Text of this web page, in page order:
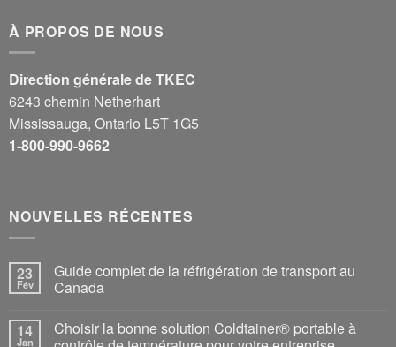
À PROPOS DE NOUS
Direction générale de TKEC
6243 chemin Netherhart
Mississauga, Ontario L5T 1G5
1-800-990-9662
NOUVELLES RÉCENTES
23
Fév
Guide complet de la réfrigération de transport au
Canada
14
Jan
Choisir la bonne solution Coldtainer® portable à